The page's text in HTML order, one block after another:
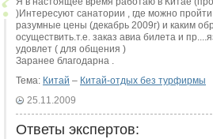
)Интересуют санатории , где можно
разумные цены (декабрь 2009г) и каким
осуществить.т.е. заказ авиа билета и
удовлет ( для общения )
Заранее благодарна .
Тема: Китай – Китай-отдых без турфирмы
25.11.2009
Ответы экспертов: